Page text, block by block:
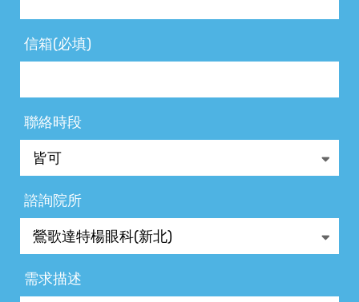
信箱(必填)
聯絡時段
諮詢院所
需求描述